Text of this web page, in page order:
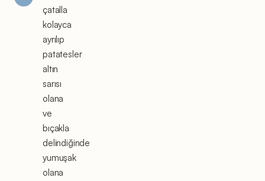
çatalla
kolayca
ayrılıp
patatesler
altın
sarısı
olana
ve
bıçakla
delindiğinde
yumuşak
olana